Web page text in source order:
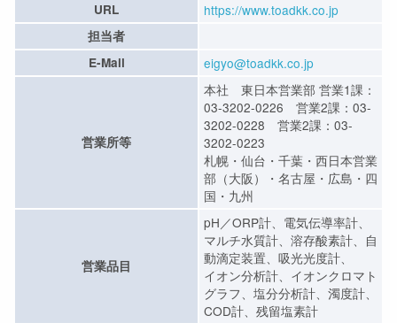
URL https://www.toadkk.co.jp
担当者
E-Mail
eigyo@toadkk.co.jp
営業所等
本社 東日本営業部 営業1課：
03-3202-0226 営業2課：03-
3202-0228 営業2課：03-
3202-0223
札幌・仙台・千葉・西日本営業
部（大阪）・名古屋・広島・四
国・九州
営業品目
pH／ORP計、電気伝導率計、
マルチ水質計、溶存酸素計、自
動滴定装置、吸光光度計、
イオン分析計、イオンクロマト
グラフ、塩分分析計、濁度計、
COD計、残留塩素計